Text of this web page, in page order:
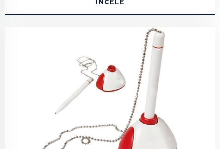
İNCELE